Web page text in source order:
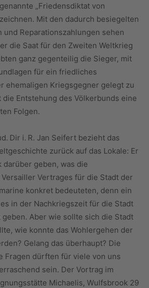
„Friedensdiktat von
Mit den dadurch besiegelten
und Reparationszahlungen sehen
die Saat für den Zweiten Weltkrieg
ganz gegenteilig die Sieger, mit
für ein friedliches
ehemaligen Kriegsgegner gelegt zu
die Entstehung des Völkerbunds eine
Folgen.
Dir i. R. Jan Seifert bezieht das
zurück auf das Lokale: Er
geben, was die
Vertrages für die Stadt der
konkret bedeuteten, denn ein
es in der Nachkriegszeit für die Stadt
Aber wie sollte sich die Stadt
wie konnte das Wohlergehen der
Gelang das überhaupt? Die
Fragen dürften für viele von uns
sein. Der Vortrag im
Michaelis, Wulfsbrook 29